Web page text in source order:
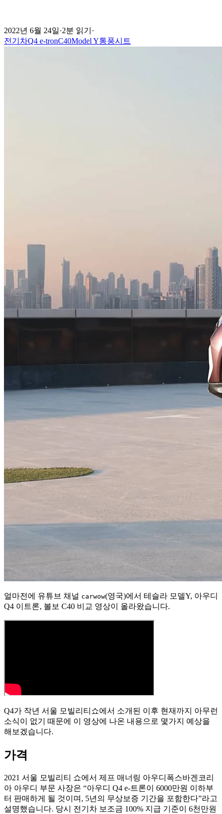
2022년 6월 24일·2분 읽기 ·
전기차Q4 e-tronC40Model Y통풍시트
얼마전에 유튜브 채널 carwow(영국)에서 테슬라 모델Y, 아우디
Q4 이트론, 볼보 C40 비교 영상이 올라왔습니다.
Q4가 작년 서울 모빌리티쇼에서 소개된 이후 현재까지 아무런
소식이 없기 때문에 이 영상에 나온 내용으로 몇가지 예상을
해보겠습니다.
가격
2021 서울 모빌리티 쇼에서 제프 매너링 아우디폭스바겐코리
아 아우디 부문 사장은 “아우디 Q4 e-트론이 6000만원 이하부
터 판매하게 될 것이며, 5년의 무상보증 기간을 포함한다”라고
설명했습니다. 당시 전기차 보조금 100% 지급 기준이 6천만원